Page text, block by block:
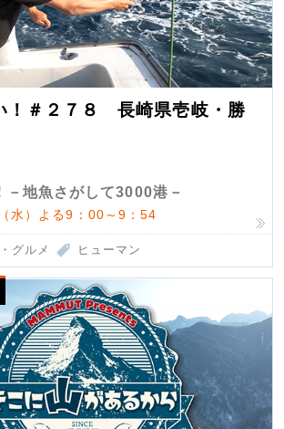
！＃２７８ 長崎県壱岐・勝
－地魚さがして3000港－
水）よる9：00～9：54
グルメ ヒューマン